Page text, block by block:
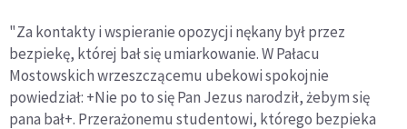
"Za kontakty i wspieranie opozycji nękany był przez
bezpiekę, której bał się umiarkowanie. W Pałacu
Mostowskich wrzeszczącemu ubekowi spokojnie
powiedział: +Nie po to się Pan Jezus narodził, żebym się
pana bał+. Przerażonemu studentowi, którego bezpieka